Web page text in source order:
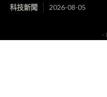
科技新聞 2026-08-05
-